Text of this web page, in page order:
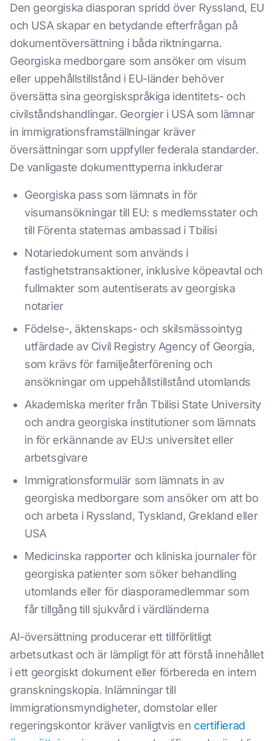
Den georgiska diasporan spridd över Ryssland, EU
och USA skapar en betydande efterfrågan på
dokumentöversättning i båda riktningarna.
Georgiska medborgare som ansöker om visum
eller uppehållstillstånd i EU-länder behöver
översätta sina georgiskspråkiga identitets- och
civilståndshandlingar. Georgier i USA som lämnar
in immigrationsframställningar kräver
översättningar som uppfyller federala standarder.
De vanligaste dokumenttyperna inkluderar
Georgiska pass som lämnats in för
visumansökningar till EU: s medlemsstater och
till Förenta staternas ambassad i Tbilisi
Notariedokument som används i
fastighetstransaktioner, inklusive köpeavtal och
fullmakter som autentiserats av georgiska
notarier
Födelse-, äktenskaps- och skilsmässointyg
utfärdade av Civil Registry Agency of Georgia,
som krävs för familjeåterförening och
ansökningar om uppehållstillstånd utomlands
Akademiska meriter från Tbilisi State University
och andra georgiska institutioner som lämnats
in för erkännande av EU:s universitet eller
arbetsgivare
Immigrationsformulär som lämnats in av
georgiska medborgare som ansöker om att bo
och arbeta i Ryssland, Tyskland, Grekland eller
USA
Medicinska rapporter och kliniska journaler för
georgiska patienter som söker behandling
utomlands eller för diasporamedlemmar som
får tillgång till sjukvård i värdländerna
AI-översättning producerar ett tillförlitligt
arbetsutkast och är lämpligt för att förstå innehållet
i ett georgiskt dokument eller förbereda en intern
granskningskopia. Inlämningar till
immigrationsmyndigheter, domstolar eller
regeringskontor kräver vanligtvis en certifierad